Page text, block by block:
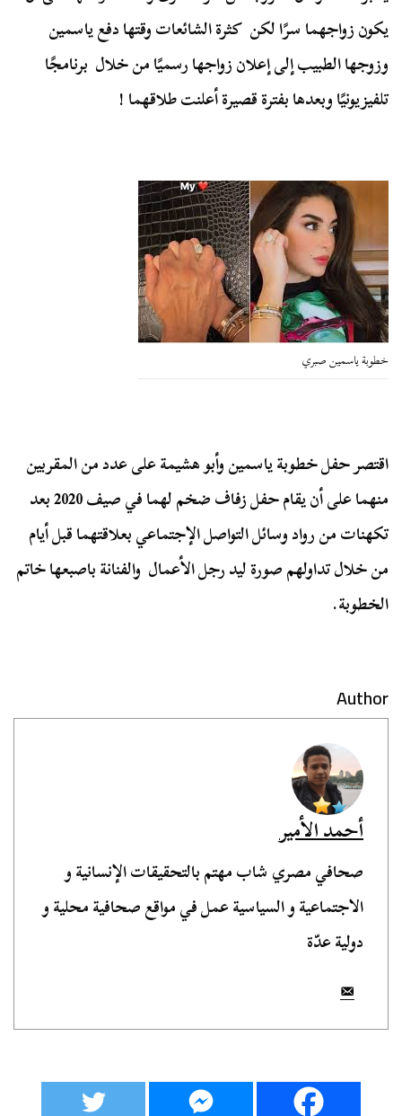
يكون زواجهما سرًا لكن كثرة الشائعات وقتها دفع ياسمين
وزوجها الطبيب إلى إعلان زواجها رسميًا من خلال برنامجًا
تلفيزيونيًا وبعدها بفترة قصيرة أعلنت طلاقهما !
خطوبة ياسمين صبري
اقتصر حفل خطوبة ياسمين وأبو هشيمة على عدد من المقربين
منهما على أن يقام حفل زفاف ضخم لهما في صيف 2020 بعد
تكهنات من رواد وسائل التواصل الإجتماعي بعلاقتهما قبل أيام
من خلال تداولهم صورة ليد رجل الأعمال والفنانة باصبعها خاتم
الخطوبة.
Author
أحمد الأمير
صحافي مصري شاب مهتم بالتحقيقات الإنسانية و
الاجتماعية و السياسية عمل في مواقع صحافية محلية و
دولية عدّة